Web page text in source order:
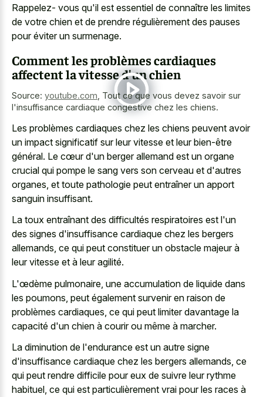
Rappelez- vous qu'il est essentiel de connaître les limites
de votre chien et de prendre régulièrement des pauses
pour éviter un surmenage.
Comment les problèmes cardiaques
affectent la vitesse d'un chien
Source: youtube.com, Tout ce que vous devez savoir sur
l'insuffisance cardiaque congestive chez les chiens.
Les problèmes cardiaques chez les chiens peuvent avoir
un impact significatif sur leur vitesse et leur bien-être
général. Le cœur d'un berger allemand est un organe
crucial qui pompe le sang vers son cerveau et d'autres
organes, et toute pathologie peut entraîner un apport
sanguin insuffisant.
La toux entraînant des difficultés respiratoires est l'un
des signes d'insuffisance cardiaque chez les bergers
allemands, ce qui peut constituer un obstacle majeur à
leur vitesse et à leur agilité.
L'œdème pulmonaire, une accumulation de liquide dans
les poumons, peut également survenir en raison de
problèmes cardiaques, ce qui peut limiter davantage la
capacité d'un chien à courir ou même à marcher.
La diminution de l'endurance est un autre signe
d'insuffisance cardiaque chez les bergers allemands, ce
qui peut rendre difficile pour eux de suivre leur rythme
habituel, ce qui est particulièrement vrai pour les races à